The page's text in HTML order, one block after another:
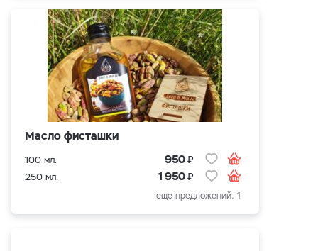
Масло фисташки
100 мл. 950₽
250 мл. 1 950₽
еще предложений: 1